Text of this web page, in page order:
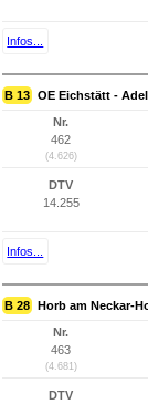
Infos...
B 13 OE Eichstätt -
Nr.
462
(4.626)
DTV
14.255
Infos...
B 28 Horb am Neckar-
Nr.
463
(4.681)
DTV